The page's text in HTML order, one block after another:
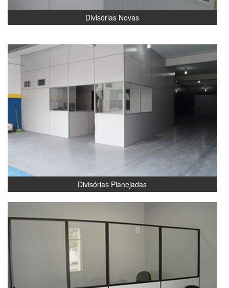
Divisórias Novas
Divisórias Planejadas